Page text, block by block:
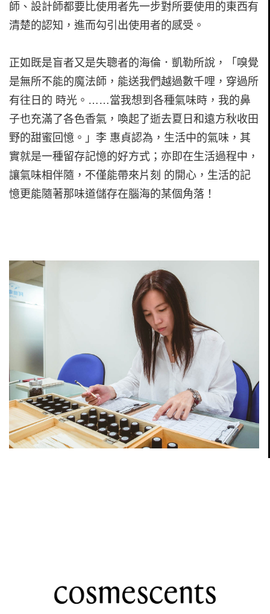
師、設計師都要比使用者先一步對所要使用的東西有
清楚的認知，進而勾引出使用者的感受。
正如既是盲者又是失聰者的海倫．凱勒所說，「嗅覺
是無所不能的魔法師，能送我們越過數千哩，穿過所
有往日的 時光。……當我想到各種氣味時，我的鼻
子也充滿了各色香氣，喚起了逝去夏日和遠方秋收田
野的甜蜜回憶。」李 惠貞認為，生活中的氣味，其
實就是一種留存記憶的好方式；亦即在生活過程中，
讓氣味相伴隨，不僅能帶來片刻 的開心，生活的記
憶更能隨著那味道儲存在腦海的某個角落！